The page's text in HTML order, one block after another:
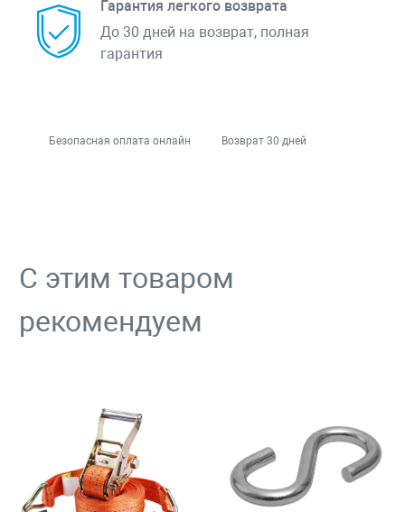
Гарантия легкого возврата
До 30 дней на возврат, полная
гарантия
Безопасная оплата онлайн Возврат 30 дней
С этим товаром
рекомендуем